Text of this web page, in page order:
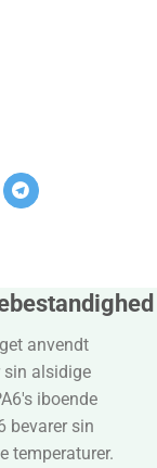
anvendt
sin alsidige
iboende
bevarer sin
temperaturer.